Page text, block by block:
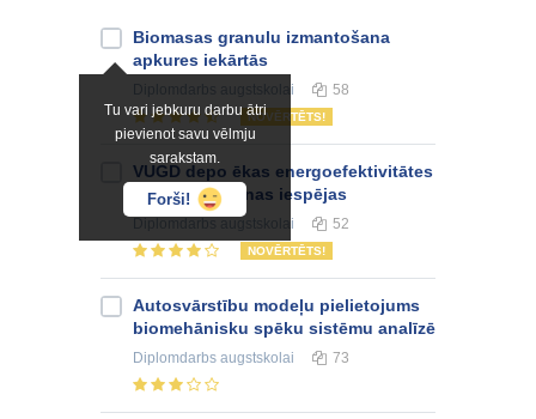
Tu vari jebkuru darbu ātri
pievienot savu vēlmju
sarakstam.
Forši!
Biomasas granulu izmantošana
apkures iekārtās
augstskolai 58
NOVĒRTĒTS!
VUGD depo ēkas energoefektivitātes
paaugstināšanas iespējas
augstskolai 52
NOVĒRTĒTS!
Autosvārstību modeļu pielietojums
biomehānisku spēku sistēmu analīzē
Diplomdarbs augstskolai 73